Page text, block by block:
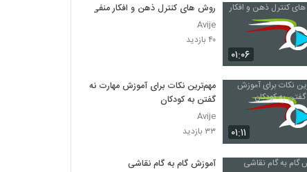
۰۱:۰۶
روش های کنترل ذهن و افکار منفی
Avije
۴۰ بازدید
۰۱:۱۱
مهم‌ترین نکات برای آموزش مهارت نه
گفتن به کودکان
Avije
۳۳ بازدید
آموزش گام به گام نقاشی